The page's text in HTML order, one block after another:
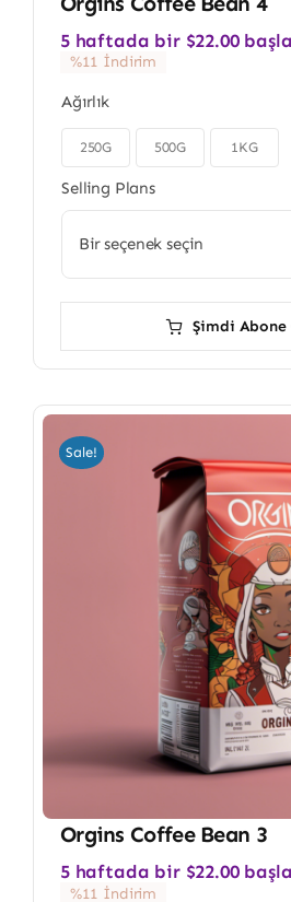
5 haftada bir $22.00
%11 İndirim
Ağırlık
250G 500G 1KG
Selling Plans
Şimdi Abone
Sale!
Orgins Coffee Bean 3
5 haftada bir $22.00
%11 İndirim